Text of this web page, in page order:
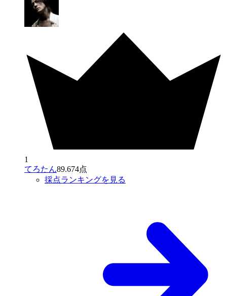
1
てろたん89.674点
採点ランキングを見る